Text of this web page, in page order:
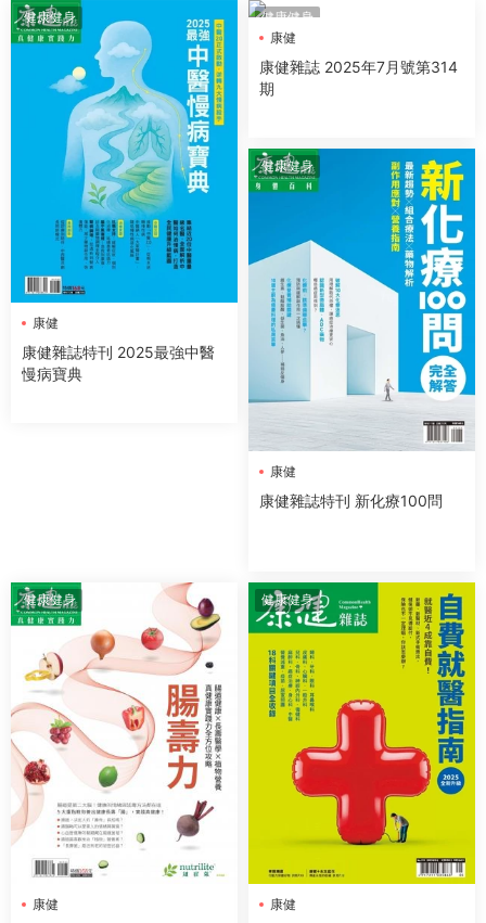
健康健身
康健
康健雜誌特刊 2025最強中醫
慢病寶典
健康健身
康健
康健雜誌 2025年7月號第314
期
健康健身
康健
康健雜誌特刊 新化療100問
健康健身
康健
健康健身
康健